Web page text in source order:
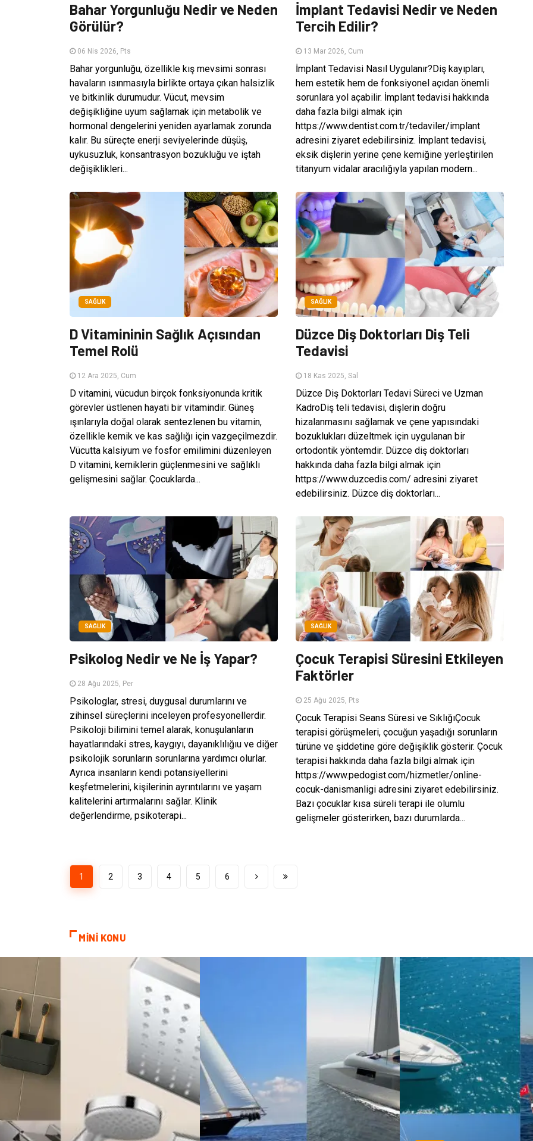
Bahar Yorgunluğu Nedir ve Neden
Görülür?
06 Nis 2026, Pts
Bahar yorgunluğu, özellikle kış mevsimi sonrası
havaların ısınmasıyla birlikte ortaya çıkan halsizlik
ve bitkinlik durumudur. Vücut, mevsim
değişikliğine uyum sağlamak için metabolik ve
hormonal dengelerini yeniden ayarlamak zorunda
kalır. Bu süreçte enerji seviyelerinde düşüş,
uykusuzluk, konsantrasyon bozukluğu ve iştah
değişiklikleri...
İmplant Tedavisi Nedir ve Neden
Tercih Edilir?
13 Mar 2026, Cum
İmplant Tedavisi Nasıl Uygulanır?Diş kayıpları,
hem estetik hem de fonksiyonel açıdan önemli
sorunlara yol açabilir. İmplant tedavisi hakkında
daha fazla bilgi almak için
https://www.dentist.com.tr/tedaviler/implant
adresini ziyaret edebilirsiniz. İmplant tedavisi,
eksik dişlerin yerine çene kemiğine yerleştirilen
titanyum vidalar aracılığıyla yapılan modern...
SAĞLIK
D Vitamininin Sağlık Açısından
Temel Rolü
12 Ara 2025, Cum
D vitamini, vücudun birçok fonksiyonunda kritik
görevler üstlenen hayati bir vitamindir. Güneş
ışınlarıyla doğal olarak sentezlenen bu vitamin,
özellikle kemik ve kas sağlığı için vazgeçilmezdir.
Vücutta kalsiyum ve fosfor emilimini düzenleyen
D vitamini, kemiklerin güçlenmesini ve sağlıklı
gelişmesini sağlar. Çocuklarda...
SAĞLIK
Düzce Diş Doktorları Diş Teli
Tedavisi
18 Kas 2025, Sal
Düzce Diş Doktorları Tedavi Süreci ve Uzman
KadroDiş teli tedavisi, dişlerin doğru
hizalanmasını sağlamak ve çene yapısındaki
bozuklukları düzeltmek için uygulanan bir
ortodontik yöntemdir. Düzce diş doktorları
hakkında daha fazla bilgi almak için
https://www.duzcedis.com/ adresini ziyaret
edebilirsiniz. Düzce diş doktorları...
SAĞLIK
Psikolog Nedir ve Ne İş Yapar?
28 Ağu 2025, Per
Psikologlar, stresi, duygusal durumlarını ve
zihinsel süreçlerini inceleyen profesyonellerdir.
Psikoloji bilimini temel alarak, konuşulanların
hayatlarındaki stres, kaygıyı, dayanıklılığıu ve diğer
psikolojik sorunların sorunlarına yardımcı olurlar.
Ayrıca insanların kendi potansiyellerini
keşfetmelerini, kişilerinin ayrıntılarını ve yaşam
kalitelerini artırmalarını sağlar. Klinik
değerlendirme, psikoterapi...
SAĞLIK
Çocuk Terapisi Süresini Etkileyen
Faktörler
25 Ağu 2025, Pts
Çocuk Terapisi Seans Süresi ve SıklığıÇocuk
terapisi görüşmeleri, çocuğun yaşadığı sorunların
türüne ve şiddetine göre değişiklik gösterir. Çocuk
terapisi hakkında daha fazla bilgi almak için
https://www.pedogist.com/hizmetler/online-
cocuk-danismanligi adresini ziyaret edebilirsiniz.
Bazı çocuklar kısa süreli terapi ile olumlu
gelişmeler gösterirken, bazı durumlarda...
1 2 3 4 5 6
MİNİ KONU